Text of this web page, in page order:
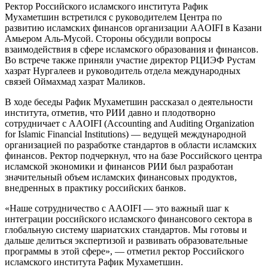
Ректор Российского исламского института Рафик
Мухаметшин встретился с руководителем Центра по
развитию исламских финансов организации AAOIFI в Казани
Амьером Аль-Мусой. Стороны обсудили вопросы
взаимодействия в сфере исламского образования и финансов.
Во встрече также приняли участие директор РЦИЭФ Рустам
хазрат Нургалеев и руководитель отдела международных
связей Оймахмад хазрат Маликов.
В ходе беседы Рафик Мухаметшин рассказал о деятельности
института, отметив, что РИИ давно и плодотворно
сотрудничает с AAOIFI (Accounting and Auditing Organization
for Islamic Financial Institutions) — ведущей международной
организацией по разработке стандартов в области исламских
финансов. Ректор подчеркнул, что на базе Российского центра
исламской экономики и финансов РИИ был разработан
значительный объем исламских финансовых продуктов,
внедренных в практику российских банков.
«Наше сотрудничество с AAOIFI — это важный шаг к
интеграции российского исламского финансового сектора в
глобальную систему шариатских стандартов. Мы готовы и
дальше делиться экспертизой и развивать образовательные
программы в этой сфере», — отметил ректор Российского
исламского института Рафик Мухаметшин.